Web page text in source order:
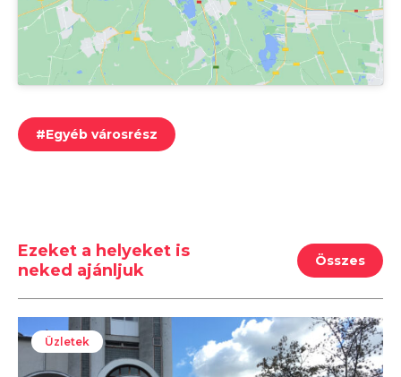
#Egyéb városrész
Ezeket a helyeket is
neked ajánljuk
Összes
Üzletek